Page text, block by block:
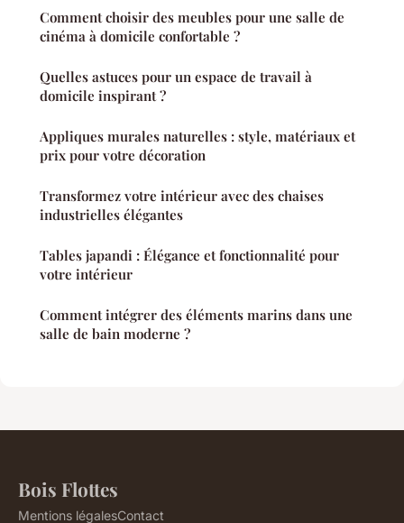
Comment choisir des meubles pour une salle de
cinéma à domicile confortable ?
Quelles astuces pour un espace de travail à
domicile inspirant ?
Appliques murales naturelles : style, matériaux et
prix pour votre décoration
Transformez votre intérieur avec des chaises
industrielles élégantes
Tables japandi : Élégance et fonctionnalité pour
votre intérieur
Comment intégrer des éléments marins dans une
salle de bain moderne ?
Bois Flottes
Mentions légalesContact